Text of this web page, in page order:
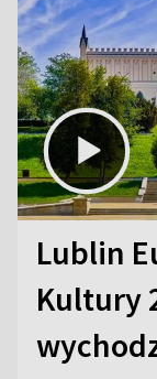
Lublin
Kultury